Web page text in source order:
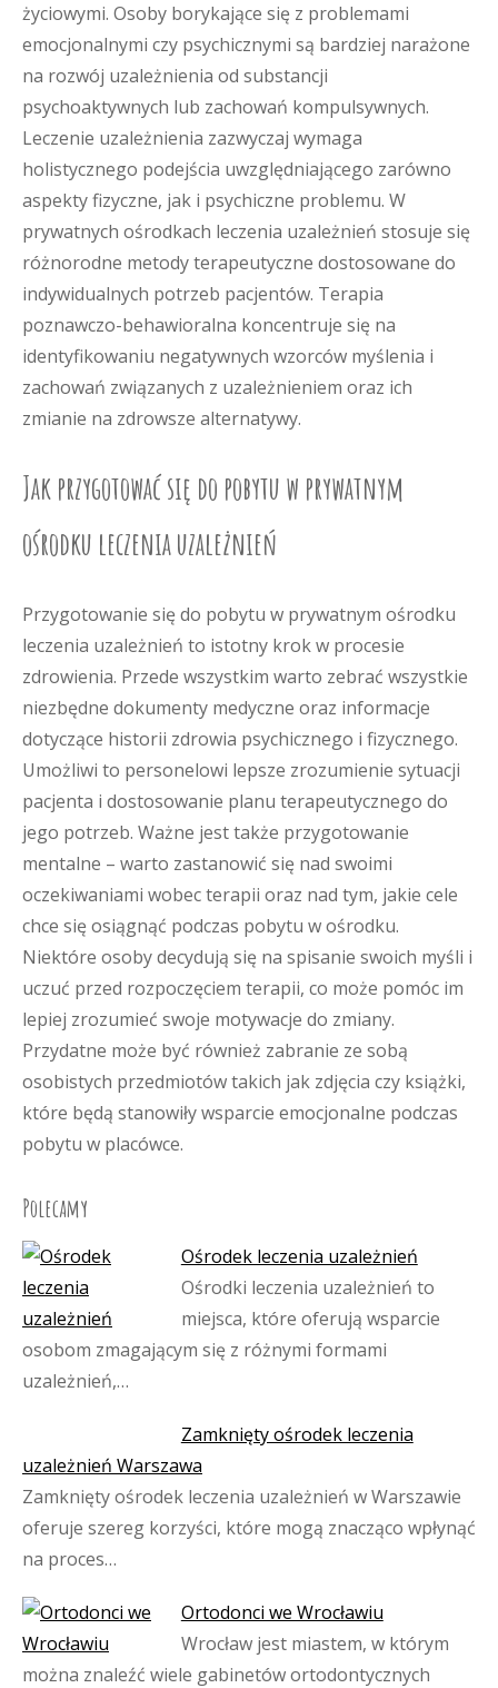
życiowymi. Osoby borykające się z problemami
emocjonalnymi czy psychicznymi są bardziej narażone
na rozwój uzależnienia od substancji
psychoaktywnych lub zachowań kompulsywnych.
Leczenie uzależnienia zazwyczaj wymaga
holistycznego podejścia uwzględniającego zarówno
aspekty fizyczne, jak i psychiczne problemu. W
prywatnych ośrodkach leczenia uzależnień stosuje się
różnorodne metody terapeutyczne dostosowane do
indywidualnych potrzeb pacjentów. Terapia
poznawczo-behawioralna koncentruje się na
identyfikowaniu negatywnych wzorców myślenia i
zachowań związanych z uzależnieniem oraz ich
zmianie na zdrowsze alternatywy.
Jak przygotować się do pobytu w prywatnym
ośrodku leczenia uzależnień
Przygotowanie się do pobytu w prywatnym ośrodku
leczenia uzależnień to istotny krok w procesie
zdrowienia. Przede wszystkim warto zebrać wszystkie
niezbędne dokumenty medyczne oraz informacje
dotyczące historii zdrowia psychicznego i fizycznego.
Umożliwi to personelowi lepsze zrozumienie sytuacji
pacjenta i dostosowanie planu terapeutycznego do
jego potrzeb. Ważne jest także przygotowanie
mentalne – warto zastanowić się nad swoimi
oczekiwaniami wobec terapii oraz nad tym, jakie cele
chce się osiągnąć podczas pobytu w ośrodku.
Niektóre osoby decydują się na spisanie swoich myśli i
uczuć przed rozpoczęciem terapii, co może pomóc im
lepiej zrozumieć swoje motywacje do zmiany.
Przydatne może być również zabranie ze sobą
osobistych przedmiotów takich jak zdjęcia czy książki,
które będą stanowiły wsparcie emocjonalne podczas
pobytu w placówce.
Polecamy
Ośrodek leczenia uzależnień
Ośrodki leczenia uzależnień to
miejsca, które oferują wsparcie
osobom zmagającym się z różnymi formami
uzależnień,…
Zamknięty ośrodek leczenia
uzależnień Warszawa
Zamknięty ośrodek leczenia uzależnień w Warszawie
oferuje szereg korzyści, które mogą znacząco wpłynąć
na proces…
Ortodonci we Wrocławiu
Wrocław jest miastem, w którym
można znaleźć wiele gabinetów ortodontycznych